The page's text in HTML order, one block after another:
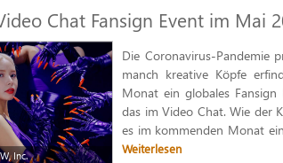
Chat Fansign Event im Mai
Inc.
Die Coronavirus-Pandemie
manch kreative Köpfe
Monat ein globales
das im Video Chat. Wie der
es im kommenden Monat
Weiterlesen